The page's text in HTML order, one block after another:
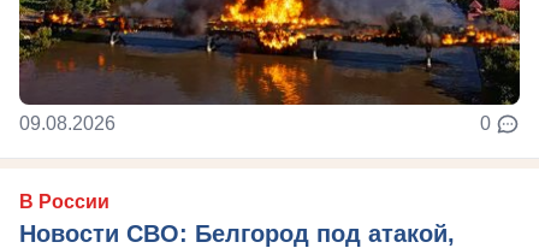
09.08.2026 0
В России
Новости СВО: Белгород под атакой,